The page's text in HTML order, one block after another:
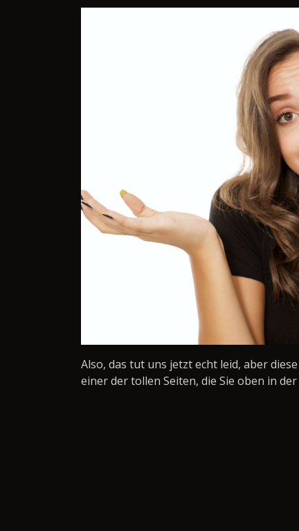
Also, das tut uns jetzt echt leid, aber
einer der tollen Seiten, die Sie oben in